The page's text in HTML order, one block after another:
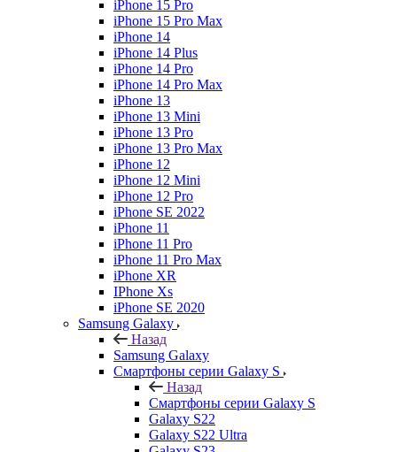
iPhone 15 Pro
iPhone 15 Pro Max
iPhone 14
iPhone 14 Plus
iPhone 14 Pro
iPhone 14 Pro Max
iPhone 13
iPhone 13 Mini
iPhone 13 Pro
iPhone 13 Pro Max
iPhone 12
iPhone 12 Mini
iPhone 12 Pro
iPhone SE 2022
iPhone 11
iPhone 11 Pro
iPhone 11 Pro Max
iPhone XR
IPhone Xs
iPhone SE 2020
Samsung Galaxy
Назад
Samsung Galaxy
Смартфоны серии Galaxy S
Назад
Смартфоны серии Galaxy S
Galaxy S22
Galaxy S22 Ultra